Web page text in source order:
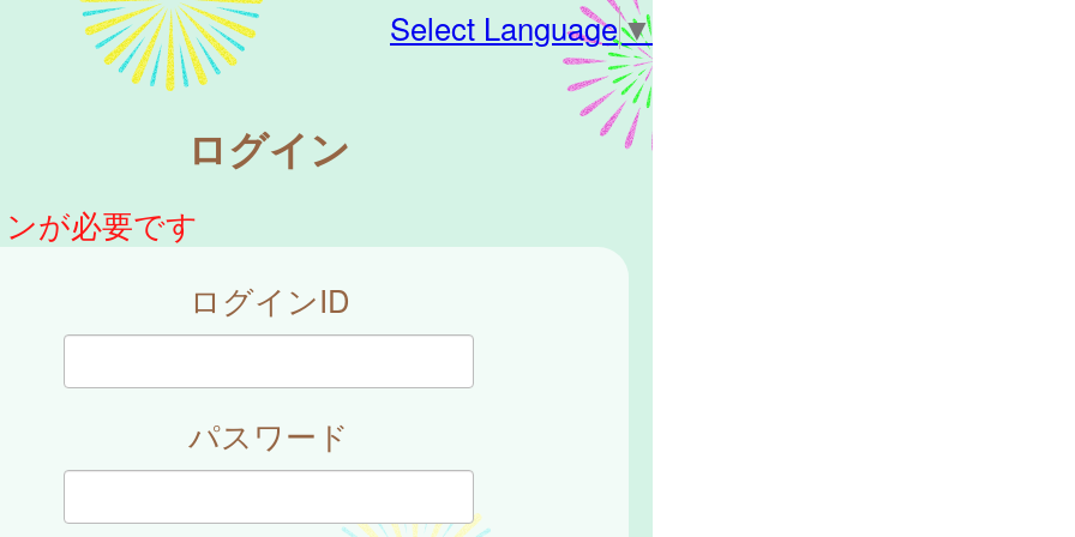
Select Language▼
ログイン
が必要です
ログインID
パスワード